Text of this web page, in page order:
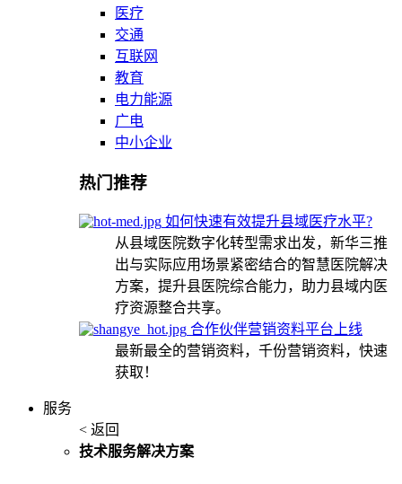
医疗
交通
互联网
教育
电力能源
广电
中小企业
热门推荐
如何快速有效提升县域医疗水平?
从县域医院数字化转型需求出发，新华三推
出与实际应用场景紧密结合的智慧医院解决
方案，提升县医院综合能力，助力县域内医
疗资源整合共享。
合作伙伴营销资料平台上线
最新最全的营销资料，千份营销资料，快速
获取！
服务
< 返回
技术服务解决方案